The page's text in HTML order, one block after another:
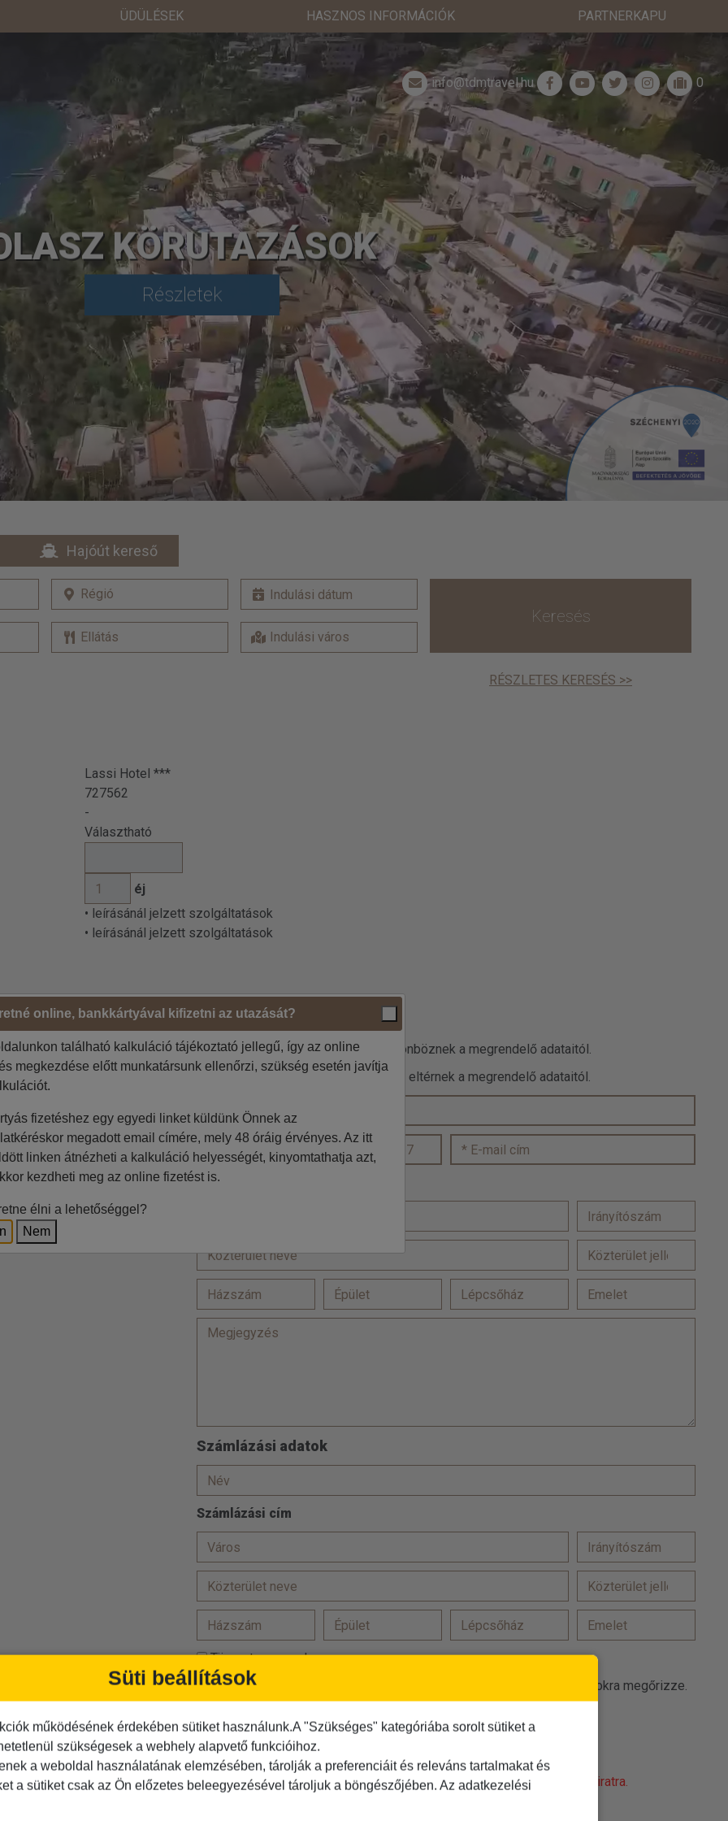
ÜDÜLÉSEK HASZNOS INFORMÁCIÓK PARTNERKAPU
info@tdmtravel.hu 0
KÖRUTAZÁSOK
Részletek
Hajóút kereső
Keresés
RÉSZLETES KERESÉS >>
Lassi Hotel ***
727562
-
Választható
éj
• leírásánál jelzett szolgáltatások
• leírásánál jelzett szolgáltatások
szíveskedjenek!
=
Ft
Megrendelő adatai
Jelölje be, ha az 1. utas adatai különböznek a megrendelő adataitól.
Jelölje be, ha a számlázási adatok eltérnek a megrendelő adataitól.
Lakcím
Számlázási adatok
Számlázási cím
Törzsutas vagyok
Hozzájárulok, hogy adataimat a(z) TDM Utazási Iroda promóciós célokra megőrizze.
Azadatvédelmi tájékoztatót
Kérjük igazolja, hogy Ön nem robot! Kattintson a 'Nem vagyok robot' feliratra.
Süti beállítások
működésének érdekében sütiket használunk.A "Szükséges" kategóriába sorolt sütiket a
szükségesek a webhely alapvető funkcióihoz.
a weboldal használatának elemzésében, tárolják a preferenciáit és releváns tartalmakat és
a sütiket csak az Ön előzetes beleegyezésével tároljuk a böngészőjében. Az adatkezelési
online, bankkártyával kifizetni az utazását?
található kalkuláció tájékoztató jellegű, így az online
megkezdése előtt munkatársunk ellenőrzi, szükség esetén javítja
fizetéshez egy egyedi linket küldünk Önnek az
megadott email címére, mely 48 óráig érvényes. Az itt
linken átnézheti a kalkuláció helyességét, kinyomtathatja azt,
kezdheti meg az online fizetést is.
élni a lehetőséggel?
Nem